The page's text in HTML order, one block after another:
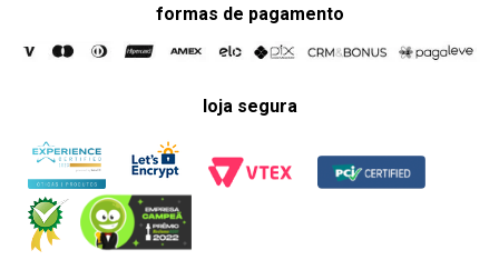
formas de pagamento
loja segura